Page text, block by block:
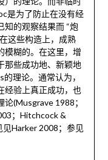
是为了防止在没有经
知的观察结果而 “炮
这些构造上，成熟
模糊的。在这里，增
那些成功地、新颖地
理论。通常认为，
经验上真正成功，也
(Musgrave 1988；
；Hitchcock &
Harker 2008；参见